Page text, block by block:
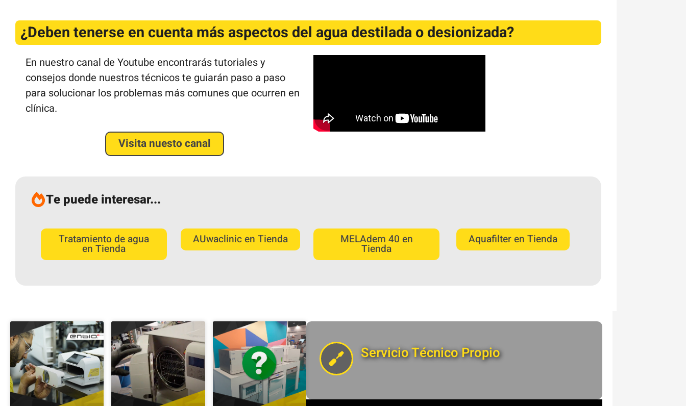
¿Deben tenerse en cuenta más aspectos del agua destilada o desionizada?
En nuestro canal de Youtube encontrarás tutoriales y
consejos donde nuestros técnicos te guiarán paso a paso
para solucionar los problemas más comunes que ocurren en
clínica.
Visita nuesto canal
Te puede interesar...
Tratamiento de agua
en Tienda
AUwaclinic en Tienda MELAdem 40 en
Tienda
Aquafilter en Tienda
Servicio Técnico Propio